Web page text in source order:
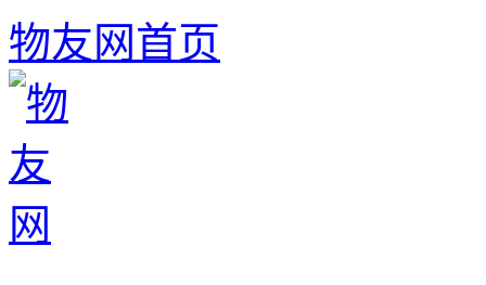
物友网首页